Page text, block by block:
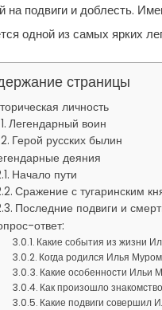
на подвиги и доблесть.
одной из самых ярких
страницы
личность
Легендарный воин
Герой русских былин
деяния
Начало пути
Сражение с тугаринским
Последние подвиги и
ответ:
Какие события из жизни
Когда родился Илья
Какие особенности Ильи
Как произошло
Какие подвиги совершил